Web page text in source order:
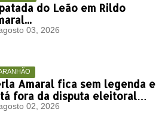
do Leão em Rildo
03, 2026
Amaral fica sem legenda e
fora da disputa eleitoral
ano
02, 2026